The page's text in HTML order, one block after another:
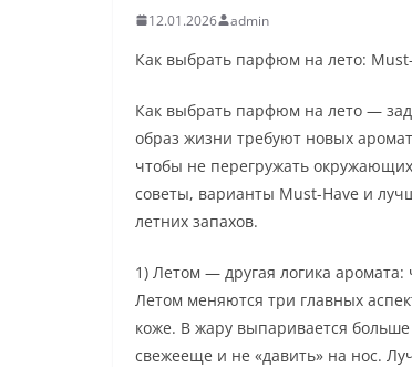
12.01.2026 admin
Как выбрать парфюм на лето:
Как выбрать парфюм на лето —
образ жизни требуют новых
чтобы не перегружать
советы, варианты Must-Have и
летних запахов.
1) Летом — другая логика аромата:
Летом меняются три главных
коже. В жару выпаривается
свежееще и не «давить» на нос.